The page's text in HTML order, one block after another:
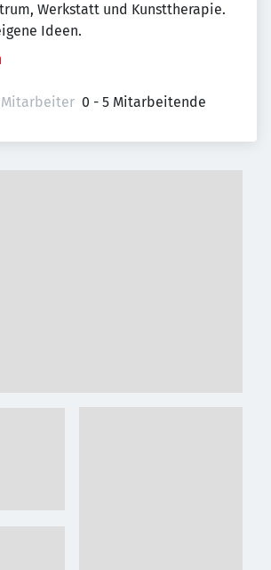
Werkstatt und Kunsttherapie.
Ideen.
Mitarbeiter 0 - 5 Mitarbeitende